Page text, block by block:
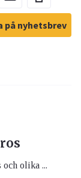
på nyhetsbrev
olika ...